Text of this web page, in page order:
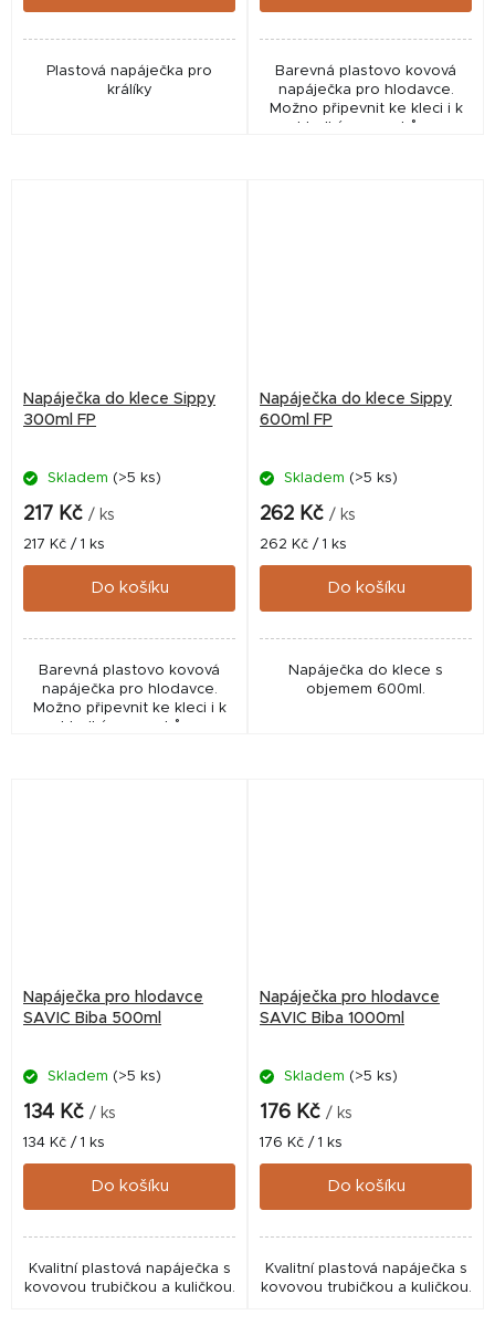
Plastová napáječka pro
králíky
Barevná plastovo kovová
napáječka pro hlodavce.
Možno připevnit ke kleci i k
Napáječka do klece Sippy
300ml FP
Skladem (>5 ks)
217 Kč / ks
Měrná
cena:
217 Kč / 1 ks
Do košíku
Barevná plastovo kovová
napáječka pro hlodavce.
Možno připevnit ke kleci i k
hladkým povrchům.
Napáječka do klece Sippy
600ml FP
Skladem (>5 ks)
262 Kč / ks
Měrná
cena:
262 Kč / 1 ks
Do košíku
Napáječka do klece s
objemem 600ml.
Napáječka pro hlodavce
SAVIC Biba 500ml
Skladem (>5 ks)
134 Kč / ks
Měrná
cena:
134 Kč / 1 ks
Do košíku
Kvalitní plastová napáječka s
kovovou trubičkou a kuličkou.
Napáječka pro hlodavce
SAVIC Biba 1000ml
Skladem (>5 ks)
176 Kč / ks
Měrná
cena:
176 Kč / 1 ks
Do košíku
Kvalitní plastová napáječka s
kovovou trubičkou a kuličkou.